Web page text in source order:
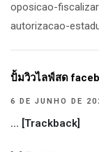
oposicao-
autorizacao-
ปั้มวิวไลฟ์สด
6 DE JUNHO DE
… [Trackback]